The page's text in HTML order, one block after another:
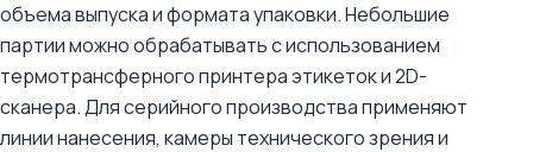
объема выпуска и формата упаковки. Небольшие
партии можно обрабатывать с использованием
термотрансферного принтера этикеток и 2D-
сканера. Для серийного производства применяют
линии нанесения, камеры технического зрения и